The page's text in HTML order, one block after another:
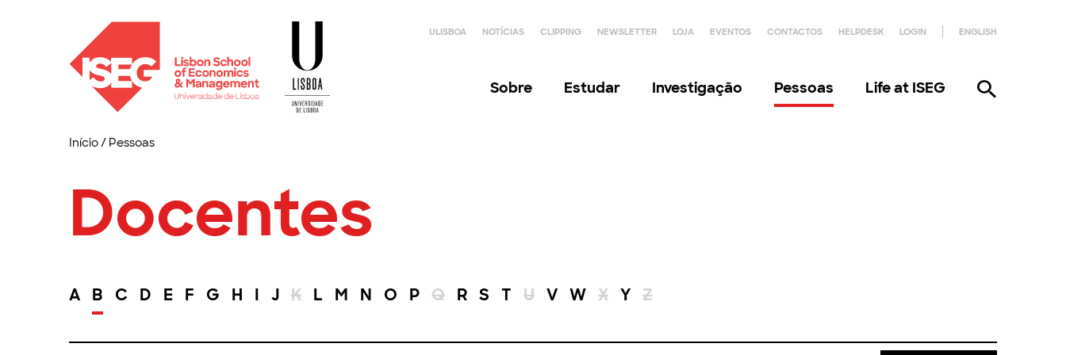
ULISBOA NOTÍCIAS CLIPPING NEWSLETTER LOJA EVENTOS CONTACTOS HELPDESK LOGIN ENGLISH
Sobre Estudar Investigação Pessoas Life at ISEG
Início/ Pessoas
Docentes
A B C D E F G H I J K L M N O P Q R S T U V W X Y Z